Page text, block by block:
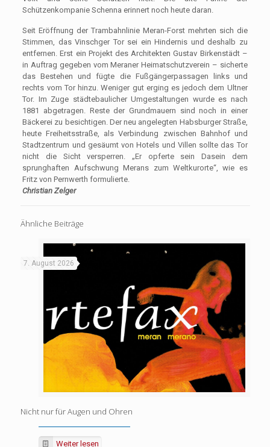
Schützenkompanie Schenna erinnert noch heute daran.
Seit Eröffnung der Trambahnlinie Meran-Forst mehrten sich die
Stimmen, das Vinschger Tor sei ein Hindernis und deshalb zu
entfernen. Erst ein Projekt des Architekten Gustav Birkenstädt –
in Auftrag gegeben vom Meraner Heimatschutzverein – sicherte
das Bestehen und fügte die Fußgängerpassagen links und
rechts vom Tor hinzu. Weniger gut erging es jedoch dem Ultner
Tor. Im Zuge städtebaulicher Umgestaltungen wurde es nach
1881 abgetragen. Reste der Grundmauern sind noch in einer
Bäckerei zu besichtigen. Der neu angelegten Habsburger Straße,
heute Freiheitsstraße, als Verbindung zwischen Bahnhof und
Stadtzentrum und gesäumt von Hotels und Villen sollte das Tor
nicht die Sicht versperren. „Er opferte sein Dasein dem
sprunghaften Aufschwung Merans zum Weltkurorte“, wie es
Fritz von Pernwerth formulierte.
Christian Zelger
Ähnliche Beiträge
7. August 2026
Nicht nur für Augen und Ohren
Weiter lesen